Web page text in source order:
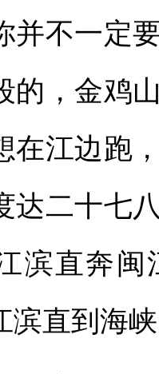
不一定要
的，金鸡
在江边跑
达二十七
滨直奔
滨直到海